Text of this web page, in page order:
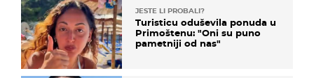
JESTE LI PROBALI?
Turisticu oduševila ponuda u
Primoštenu: "Oni su puno
pametniji od nas"